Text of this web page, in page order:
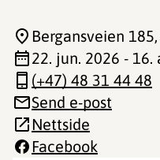
Bergansveien 185
22. jun. 2026 - 16.
(+47) 48 31 44 48
Send e-post
Nettside
Facebook